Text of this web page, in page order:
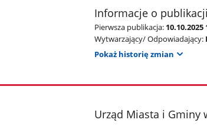
Informacje o
Pierwsza publikacja:
Wytwarzający/ Odpowiadający:
Pokaż historię zmian
stopka
Urząd Miasta i Gminy